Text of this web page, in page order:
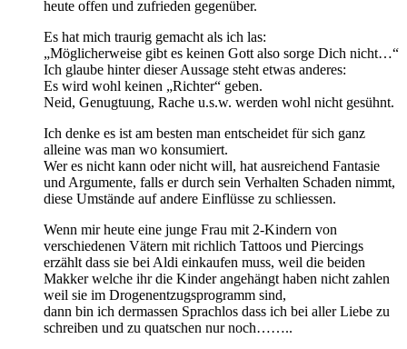
heute offen und zufrieden gegenüber.
Es hat mich traurig gemacht als ich las:
„Möglicherweise gibt es keinen Gott also sorge Dich nicht…“
Ich glaube hinter dieser Aussage steht etwas anderes:
Es wird wohl keinen „Richter“ geben.
Neid, Genugtuung, Rache u.s.w. werden wohl nicht gesühnt.
Ich denke es ist am besten man entscheidet für sich ganz
alleine was man wo konsumiert.
Wer es nicht kann oder nicht will, hat ausreichend Fantasie
und Argumente, falls er durch sein Verhalten Schaden nimmt,
diese Umstände auf andere Einflüsse zu schliessen.
Wenn mir heute eine junge Frau mit 2-Kindern von
verschiedenen Vätern mit richlich Tattoos und Piercings
erzählt dass sie bei Aldi einkaufen muss, weil die beiden
Makker welche ihr die Kinder angehängt haben nicht zahlen
weil sie im Drogenentzugsprogramm sind,
dann bin ich dermassen Sprachlos dass ich bei aller Liebe zu
schreiben und zu quatschen nur noch……..